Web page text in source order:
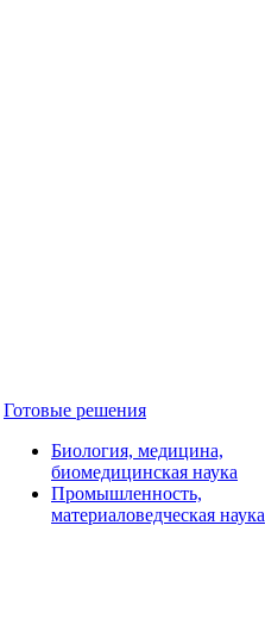
Готовые решения
Биология, медицина,
биомедицинская наука
Промышленность,
материаловедческая наука